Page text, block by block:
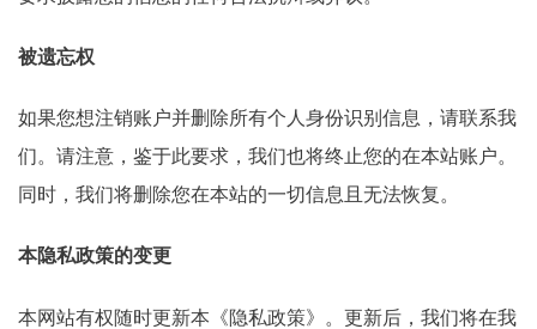
被遗忘权
如果您想注销账户并删除所有个人身份识别信息，请联系我
们。请注意，鉴于此要求，我们也将终止您的在本站账户。
同时，我们将删除您在本站的一切信息且无法恢复。
本隐私政策的变更
本网站有权随时更新本《隐私政策》。更新后，我们将在我